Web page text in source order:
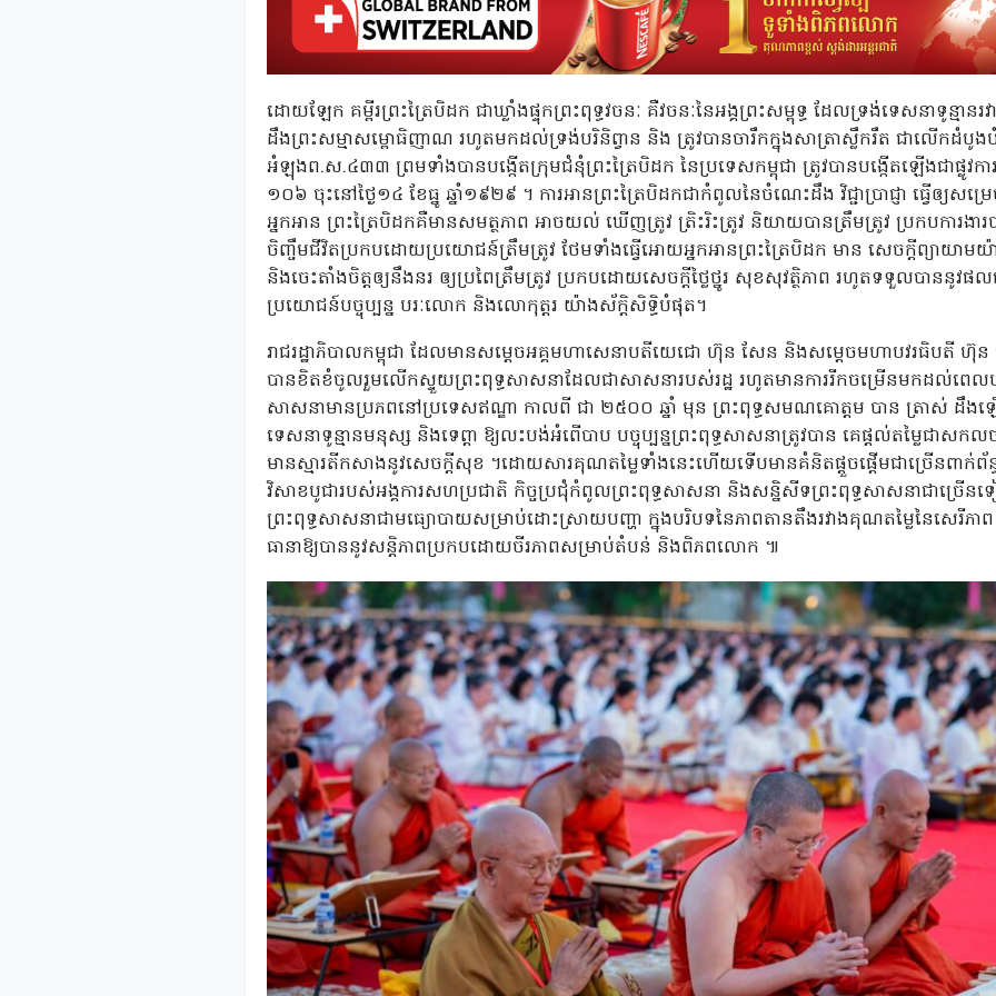
ដោយឡែក គម្ពីរព្រះត្រៃបិដក ជាឃ្លាំងផ្ទុកព្រះពុទ្ធវចនៈ គឺវចនៈនៃអង្គព្រះសម្ពុទ្ធ ដែលទ្រង់ទេសនាទូន្មាន
ដឹងព្រះសម្មាសម្ពោធិញាណ រហូតមកដល់ទ្រង់បរិនិព្វាន និង ត្រូវបានចារឹកក្នុងសាត្រាស្លឹករឹត ជាលើកដំបូង
អំឡុងព.ស.៤៣៣ ព្រមទាំងបានបង្កើតក្រុមជំនុំព្រះត្រៃបិដក នៃប្រទេសកម្ពុជា ត្រូវបានបង្កើតឡើងជាផ្លូវ
១០៦ ចុះនៅថ្ងៃ១៤ ខែធ្នូ ឆ្នាំ១៩២៩ ។ ការអានព្រះត្រៃបិដកជាកំពូលនៃចំណេះដឹង វិជ្ជាប្រាជ្ញា ធ្វើឲ្
អ្នកអាន ព្រះត្រៃបិដកគឺមានសមត្ថភាព អាចយល់ ឃើញត្រូវ ត្រិះរិះត្រូវ និយាយបានត្រឹមត្រូវ ប្រកបការងារ
ចិញ្ចឹមជីវិតប្រកបដោយប្រយោជន៍ត្រឹមត្រូវ ថែមទាំងធ្វើអោយអ្នកអានព្រះត្រៃបិដក មាន សេចក្តីព្យាយាម
និងចេះតាំងចិត្តឲ្យនឹងនរ ឲ្យប្រពៃត្រឹមត្រូវ ប្រកបដោយសេចក្តីថ្លៃថ្នូរ សុខសុវត្ថិភាព រហូតទទួលបាននូ
ប្រយោជន៍បច្ចុប្បន្ន បរៈលោក និងលោកុត្តរ យ៉ាងស័ក្តិសិទ្ធិបំផុត។
រាជរដ្ឋាភិបាលកម្ពុជា ដែលមានសម្តេចអគ្គមហាសេនាបតីយេជោ ហ៊ុន សែន និងសម្តេចមហាបវរធិបតី ហ៊ុន
បានខិតខំចូលរួមលើកស្ទួយព្រះពុទ្ធសាសនាដែលជាសាសនារបស់រដ្ឋ រហូតមានការរីកចម្រើនមកដល់ពេលប
សាសនាមានប្រភពនៅប្រទេសឥណ្ឌា កាលពី ជា ២៥០០ ឆ្នាំ មុន ព្រះពុទ្ធសមណគោត្តម បាន ត្រាស់ ដឹង
ទេសនាទូន្មានមនុស្ស និងទេព្តា ឱ្យលះបង់អំពើបាប បច្ចុប្បន្នព្រះពុទ្ធសាសនាត្រូវបាន គេផ្តល់តម្លៃជាសក
មានស្មារតីកសាងនូវសេចក្តីសុខ ។ដោយសារគុណតម្លៃទាំងនេះហើយទើបមានគំនិតផ្តួចផ្តើមជាច្រើនពាក់ព័
វិសាខបូជារបស់អង្គការសហប្រជាតិ កិច្ចប្រជុំកំពូលព្រះពុទ្ធសាសនា និងសន្និសីទព្រះពុទ្ធសាសនាជាច្រើ
ព្រះពុទ្ធសាសនាជាមធ្យោបាយសម្រាប់ដោះស្រាយបញ្ហា ក្នុងបរិបទនៃភាពតានតឹងរវាងគុណតម្លៃនៃសេរីភា
ធានាឱ្យបាននូវសន្តិភាពប្រកបដោយចីរភាពសម្រាប់តំបន់ និងពិភពលោក ៕